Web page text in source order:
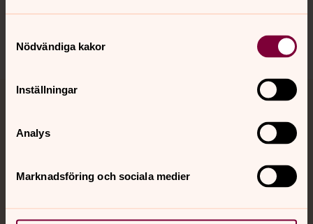
Nödvändiga kakor
Inställningar
Analys
Marknadsföring och sociala medier
Akut samtals- och krisstöd. Prata eller chatta anonymt
Digitalt brev